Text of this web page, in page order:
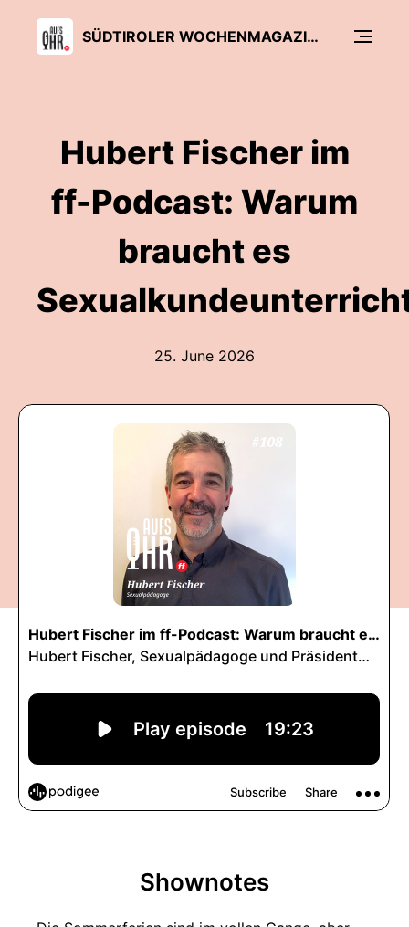
SÜDTIROLER WOCHENMAGAZIN FF – AUFS OHR
Hubert Fischer im
ff-Podcast: Warum
braucht es
25. June 2026
Shownotes